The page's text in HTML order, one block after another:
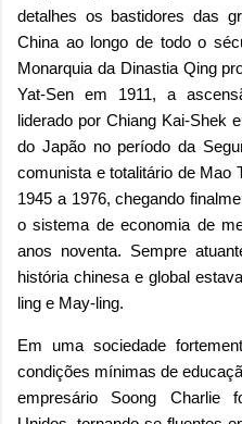
detalhes os bastidores das
China ao longo de todo o
Monarquia da Dinastia Qing
Yat-Sen em 1911, a
liderado por Chiang Kai-Shek
do Japão no período da
comunista e totalitário de Mao
1945 a 1976, chegando
o sistema de economia de
anos noventa. Sempre
história chinesa e global
ling e May-ling.
Em uma sociedade
condições mínimas de
empresário Soong Charlie